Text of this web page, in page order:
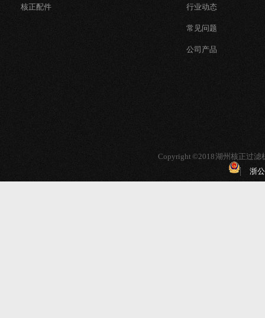
核正配件 行业动态
常见问题
公司产品
Copyright ©2018 湖州核正过滤
浙